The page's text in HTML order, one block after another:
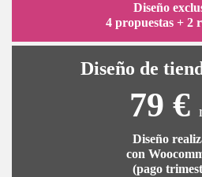
Diseño
4 propuestas + 2
Diseño de
79 €
Diseño
con
(pago